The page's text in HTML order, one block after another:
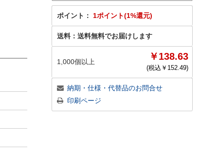
ポイント： 1ポイント(1%還元)
送料： 送料無料でお届けします
1,000個以上 ￥138.63
(税込￥ 152.49)
納期・仕様・代替品のお問合せ
印刷ページ